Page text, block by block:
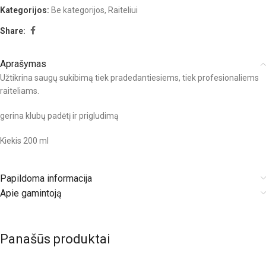
Kategorijos: Be kategorijos, Raiteliui
Share:
Aprašymas
Užtikrina saugų sukibimą tiek pradedantiesiems, tiek profesionaliems
raiteliams.
gerina klubų padėtį ir prigludimą
Kiekis 200 ml
Papildoma informacija
Apie gamintoją
Panašūs produktai